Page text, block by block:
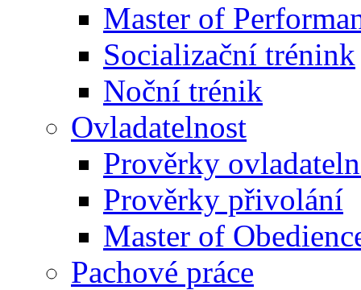
Master of
Socializační trénink
Noční trénik
Ovladatelnost
Prověrky
Prověrky přivolání
Master of
Pachové práce